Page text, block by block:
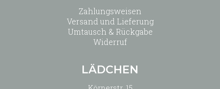
Zahlungsweisen
Versand und Lieferung
Umtausch & Rückgabe
Widerruf
LÄDCHEN